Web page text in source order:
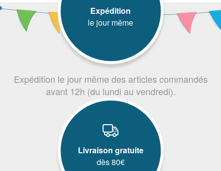
Expédition
le jour même
Expédition le jour même des articles commandés
avant 12h (du lundi au vendredi).
Livraison gratuite
dès 80€